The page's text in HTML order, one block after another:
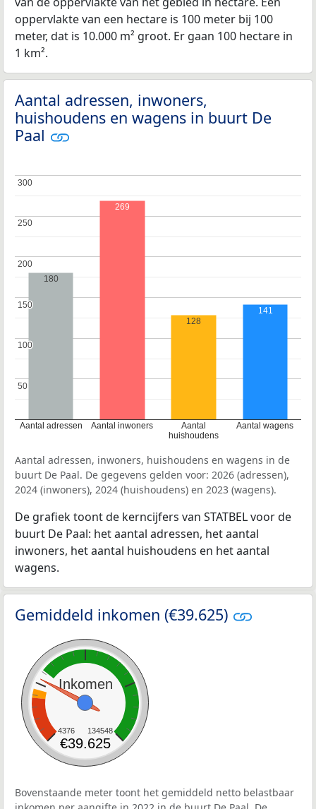
oppervlakte van een hectare is 100 meter bij 100
meter, dat is 10.000 m² groot. Er gaan 100 hectare in
1 km².
Aantal adressen, inwoners,
huishoudens en wagens in buurt De
Paal
Aantal adressen Aantal inwoners
Aantal
huishoudens
Aantal wagens
50
50
100
100
150
150
200
200
250
250
300
300
180
269
128
141
Aantal adressen, inwoners, huishoudens en wagens in de
buurt De Paal. De gegevens gelden voor: 2026 (adressen),
2024 (inwoners), 2024 (huishoudens) en 2023 (wagens).
De grafiek toont de kerncijfers van STATBEL voor de
buurt De Paal: het aantal adressen, het aantal
inwoners, het aantal huishoudens en het aantal
wagens.
Gemiddeld inkomen (€39.625)
Inkomen
4376 134548
€39.625
Bovenstaande meter toont het gemiddeld netto belastbaar